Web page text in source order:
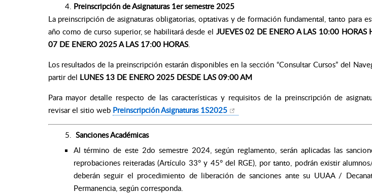
Preinscripción de Asignaturas 1er semestre 2025
La preinscripción de asignaturas obligatorias, optativas y de formación fundamental, tanto para
año como de curso superior, se habilitará desde el JUEVES 02 DE ENERO A LAS 10:00 HORAS
07 DE ENERO 2025 A LAS 17:00 HORAS.
Los resultados de la preinscripción estarán disponibles en la sección “Consultar Cursos” del
partir del LUNES 13 DE ENERO 2025 DESDE LAS 09:00 AM
Para mayor detalle respecto de las características y requisitos de la preinscripción de
revisar el sitio web Preinscripción Asignaturas 1S2025
Sanciones Académicas
Al término de este 2do semestre 2024, según reglamento, serán aplicadas las
reprobaciones reiteradas (Artículo 33° y 45° del RGE), por tanto, podrán existir
deberán seguir el procedimiento de liberación de sanciones ante su UUAA /
Permanencia, según corresponda.